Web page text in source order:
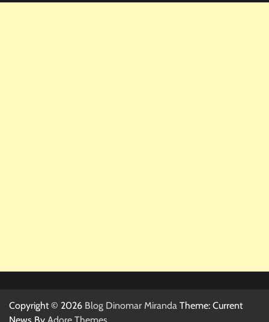
Copyright © 2026 Blog Dinomar Miranda Theme: Current